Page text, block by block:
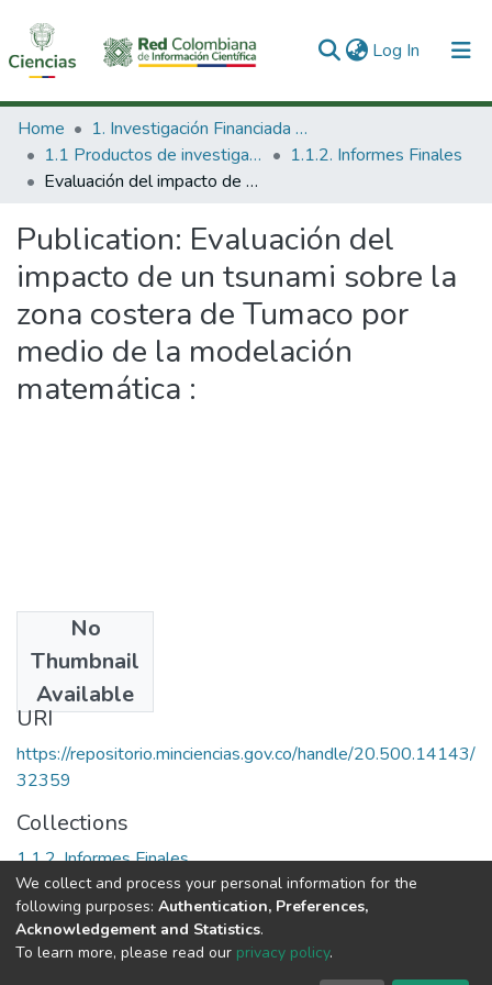
Log In (current)
Communities & Collections
All of DSpace
Home
1. Investigación Financiada con Recursos Públicos
1.1 Productos de investigación
1.1.2. Informes Finales
Evaluación del impacto de un tsunami sobre la zona costera de Tumaco por medio de la modelación matemática :
Publication: Evaluación del
impacto de un tsunami sobre la
zona costera de Tumaco por
medio de la modelación
matemática :
No
Thumbnail
Available
2002
URI
https://repositorio.minciencias.gov.co/handle/20.500.14143/
32359
Collections
1.1.2. Informes Finales
Full item page
DSpace software copyright © 2002-2026
We collect and process your personal information for the
following purposes: Authentication, Preferences,
Acknowledgement and Statistics.
To learn more, please read our privacy policy.